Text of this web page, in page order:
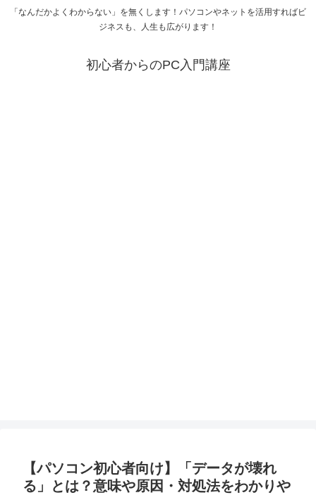
「なんだかよくわからない」を無くします！パソコンやネットを活用すればビ
ジネスも、人生も広がります！
初心者からのPC入門講座
【パソコン初心者向け】「データが壊れ
る」とは？意味や原因・対処法をわかりや